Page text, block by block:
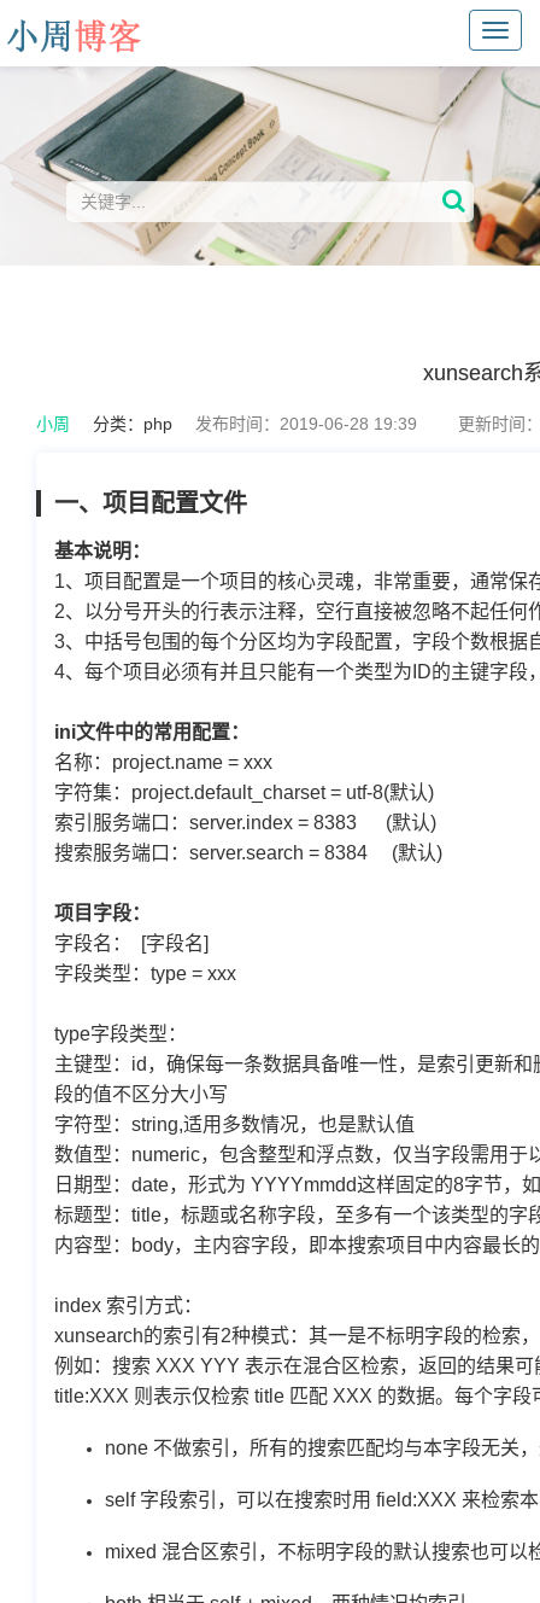
xunsearch
小周 分类： php 发布时间：2019-06-28 19:39 更新时间
一、项目配置文件
基本说明：
1、项目配置是一个项目的核心灵魂，非常重要，通常
2、以分号开头的行表示注释，空行直接被忽略不起任何
3、中括号包围的每个分区均为字段配置，字段个数根据
4、每个项目必须有并且只能有一个类型为ID的主键字段
ini文件中的常用配置：
名称：project.name = xxx
字符集：project.default_charset = utf-8(默认)
索引服务端口：server.index = 8383 (默认)
搜索服务端口：server.search = 8384 (默认)
项目字段：
字段名： [字段名]
字段类型：type = xxx
type字段类型：
主键型：id，确保每一条数据具备唯一性，是索引更新
段的值不区分大小写
字符型：string,适用多数情况，也是默认值
数值型：numeric，包含整型和浮点数，仅当字段需用
日期型：date，形式为 YYYYmmdd这样固定的8字节，
标题型：title，标题或名称字段，至多有一个该类型的字
内容型：body，主内容字段，即本搜索项目中内容最长
index 索引方式：
xunsearch的索引有2种模式：其一是不标明字段的检索
例如：搜索 XXX YYY 表示在混合区检索，返回的结果
title:XXX 则表示仅检索 title 匹配 XXX 的数据。每个字
none 不做索引，所有的搜索匹配均与本字段无关
self 字段索引，可以在搜索时用 field:XXX 来检索
mixed 混合区索引，不标明字段的默认搜索也可以